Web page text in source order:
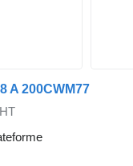
A 200CWM77
HT